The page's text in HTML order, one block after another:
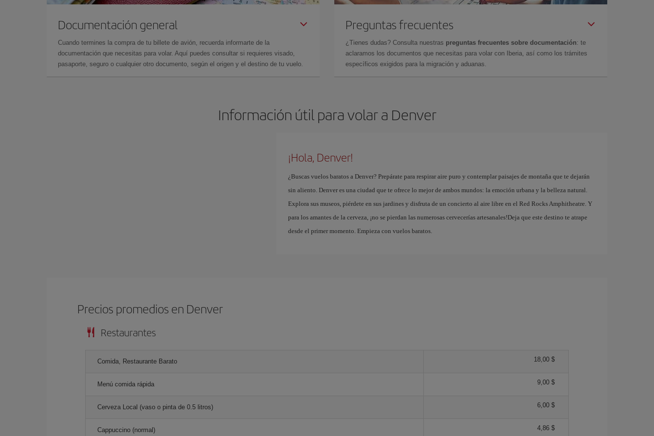
Documentación general
Cuando termines la compra de tu billete de avión, recuerda informarte de la
documentación que necesitas para volar. Aquí puedes consultar si requieres visado,
pasaporte, seguro o cualquier otro documento, según el origen y el destino de tu vuelo.
Preguntas frecuentes
¿Tienes dudas? Consulta nuestras preguntas frecuentes sobre documentación: te
aclaramos los documentos que necesitas para volar con Iberia, así como los trámites
específicos exigidos para la migración y aduanas.
Información útil para volar a Denver
¡Hola, Denver!
¿Buscas vuelos baratos a Denver? Prepárate para respirar aire puro y contemplar paisajes de montaña que te dejarán
sin aliento. Denver es una ciudad que te ofrece lo mejor de ambos mundos: la emoción urbana y la belleza natural.
Explora sus museos, piérdete en sus jardines y disfruta de un concierto al aire libre en el Red Rocks Amphitheatre. Y
para los amantes de la cerveza, ¡no se pierdan las numerosas cervecerías artesanales!Deja que este destino te atrape
desde el primer momento. Empieza con vuelos baratos.
Precios promedios en Denver
Restaurantes
Comida, Restaurante Barato 18,00 $
Menú comida rápida 9,00 $
Cerveza Local (vaso o pinta de 0.5 litros) 6,00 $
Cappuccino (normal) 4,86 $